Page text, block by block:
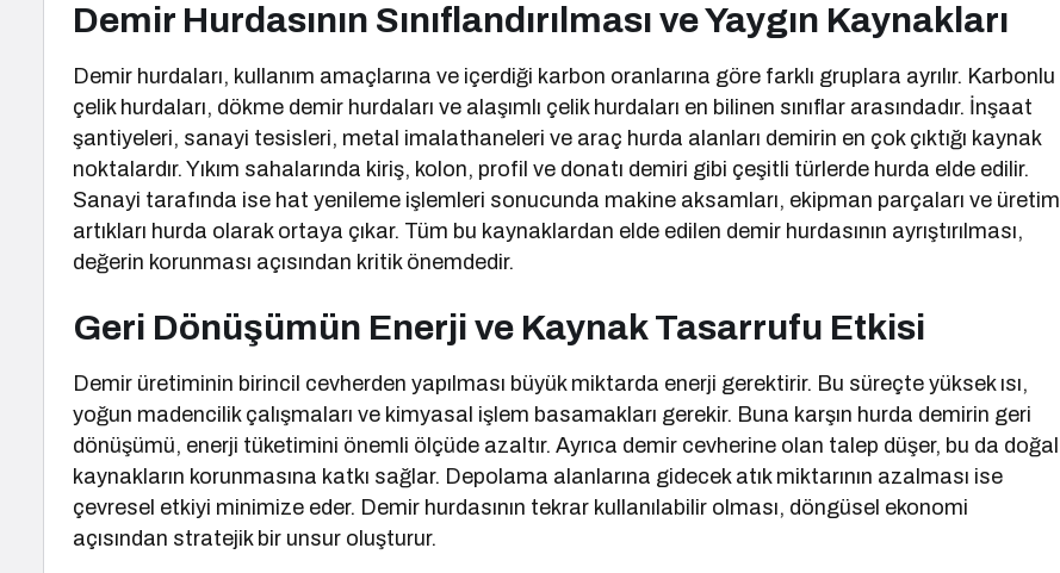
Demir Hurdasının Sınıflandırılması ve Yaygın Kaynakları
Demir hurdaları, kullanım amaçlarına ve içerdiği karbon oranlarına göre farklı gruplara ayrılır. Karbonlu
çelik hurdaları, dökme demir hurdaları ve alaşımlı çelik hurdaları en bilinen sınıflar arasındadır. İnşaat
şantiyeleri, sanayi tesisleri, metal imalathaneleri ve araç hurda alanları demirin en çok çıktığı kaynak
noktalardır. Yıkım sahalarında kiriş, kolon, profil ve donatı demiri gibi çeşitli türlerde hurda elde edilir.
Sanayi tarafında ise hat yenileme işlemleri sonucunda makine aksamları, ekipman parçaları ve üretim
artıkları hurda olarak ortaya çıkar. Tüm bu kaynaklardan elde edilen demir hurdasının ayrıştırılması,
değerin korunması açısından kritik önemdedir.
Geri Dönüşümün Enerji ve Kaynak Tasarrufu Etkisi
Demir üretiminin birincil cevherden yapılması büyük miktarda enerji gerektirir. Bu süreçte yüksek ısı,
yoğun madencilik çalışmaları ve kimyasal işlem basamakları gerekir. Buna karşın hurda demirin geri
dönüşümü, enerji tüketimini önemli ölçüde azaltır. Ayrıca demir cevherine olan talep düşer, bu da doğal
kaynakların korunmasına katkı sağlar. Depolama alanlarına gidecek atık miktarının azalması ise
çevresel etkiyi minimize eder. Demir hurdasının tekrar kullanılabilir olması, döngüsel ekonomi
açısından stratejik bir unsur oluşturur.